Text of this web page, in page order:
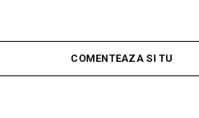
COMENTEAZA SI TU